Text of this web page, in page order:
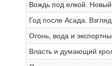
Вождь под елкой. Новый
Год после Асада.
Огонь, вода и
Власть и думающий